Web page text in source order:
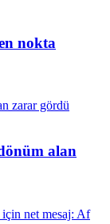
nokta
alan